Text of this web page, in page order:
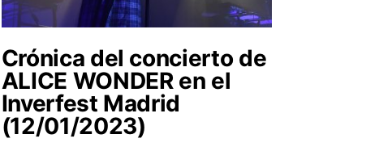
Crónica del concierto de
ALICE WONDER en el
Inverfest Madrid
(12/01/2023)